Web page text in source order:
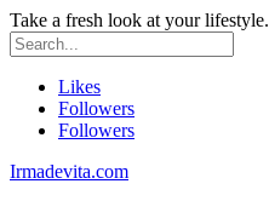
Take a fresh look at your lifestyle.
Likes
Followers
Followers
Irmadevita.com